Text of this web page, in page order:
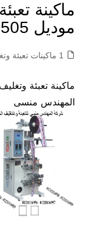
ماكينة
موديل 505 ماركة المهندس منسى
1 ماكينات تعبئة وتغليف السوائل فى اكياس
المهندس منسى